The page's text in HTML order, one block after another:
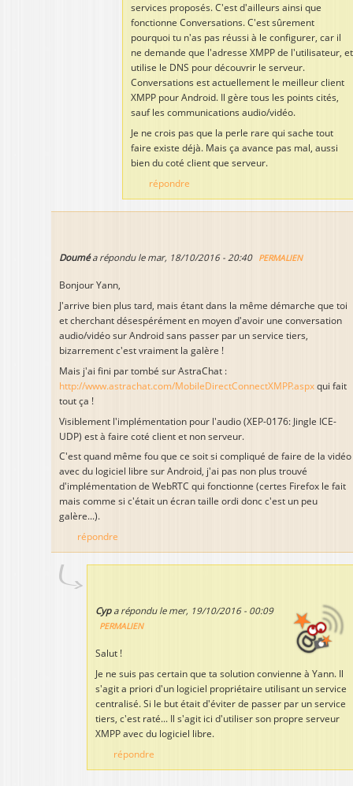
services proposés. C'est d'ailleurs ainsi que
fonctionne Conversations. C'est sûrement
pourquoi tu n'as pas réussi à le configurer, car il
ne demande que l'adresse XMPP de l'utilisateur, et
utilise le DNS pour découvrir le serveur.
Conversations est actuellement le meilleur client
XMPP pour Android. Il gère tous les points cités,
sauf les communications audio/vidéo.
Je ne crois pas que la perle rare qui sache tout
faire existe déjà. Mais ça avance pas mal, aussi
bien du coté client que serveur.
répondre
Douméa répondu le mar, 18/10/2016 - 20:40 PERMALIEN
Bonjour Yann,
J'arrive bien plus tard, mais étant dans la même démarche que toi
et cherchant désespérément en moyen d'avoir une conversation
audio/vidéo sur Android sans passer par un service tiers,
bizarrement c'est vraiment la galère !
Mais j'ai fini par tombé sur AstraChat :
http://www.astrachat.com/MobileDirectConnectXMPP.aspx qui fait
tout ça !
Visiblement l'implémentation pour l'audio (XEP-0176: Jingle ICE-
UDP) est à faire coté client et non serveur.
C'est quand même fou que ce soit si compliqué de faire de la vidéo
avec du logiciel libre sur Android, j'ai pas non plus trouvé
d'implémentation de WebRTC qui fonctionne (certes Firefox le fait
mais comme si c'était un écran taille ordi donc c'est un peu
galère...).
répondre
Cypa répondu le mer, 19/10/2016 - 00:09
PERMALIEN
Salut !
Je ne suis pas certain que ta solution convienne à Yann. Il
s'agit a priori d'un logiciel propriétaire utilisant un service
centralisé. Si le but était d'éviter de passer par un service
tiers, c'est raté... Il s'agit ici d'utiliser son propre serveur
XMPP avec du logiciel libre.
répondre